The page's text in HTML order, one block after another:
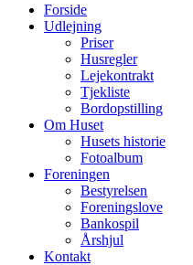
Forside
Udlejning
Priser
Husregler
Lejekontrakt
Tjekliste
Bordopstilling
Om Huset
Husets historie
Fotoalbum
Foreningen
Bestyrelsen
Foreningslove
Bankospil
Årshjul
Kontakt